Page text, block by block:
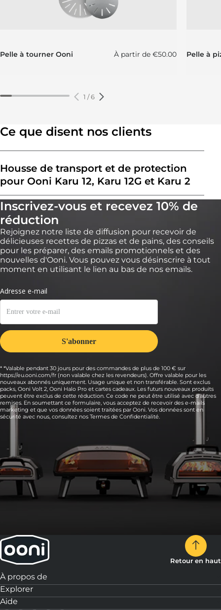
Pelle à tourner Ooni Prix régulier
À partir de€50.00 Pelle à
1 /6
Ce que disent nos clients
Housse de transport et de protection
pour Ooni Karu 12, Karu 12G et Karu 2
Inscrivez-vous et recevez 10% de
réduction
Rejoignez notre liste de diffusion pour recevoir de
délicieuses recettes de pizzas et de pains, des conseils
pour les préparer, des emails promotionnels et des
nouvelles d'Ooni. Vous pouvez vous désinscrire à tout
moment en utilisant le lien au bas de nos emails.
* *Valable pendant 30 jours pour des commandes de plus de 100 € sur
https://eu.ooni.com/fr (non valable chez les revendeurs). Offre valable pour les
nouveaux abonnés uniquement. Usage unique et non transférable. Sont exclus
packs, Ooni Volt 2, Ooni Halo Pro et cartes cadeaux. Les futurs nouveaux produits
peuvent être exclus de cette réduction. Ce code ne peut être utilisé avec d'autres
remises. En soumettant ce formulaire, vous acceptez de recevoir des e-mails
marketing et que vos données soient traitées par Ooni. Vos données sont en
sécurité avec nous, consultez nos Termes de Confidentialité.
Retour en haut
À propos de
Explorer
Aide